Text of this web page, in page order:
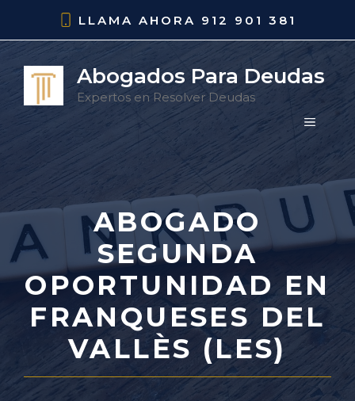
contenido
LLAMA AHORA 912 901 381
Abogados Para Deudas
Expertos en Resolver Deudas
MENÚ
ABOGADO
SEGUNDA
OPORTUNIDAD EN
FRANQUESES DEL
VALLÈS (LES)